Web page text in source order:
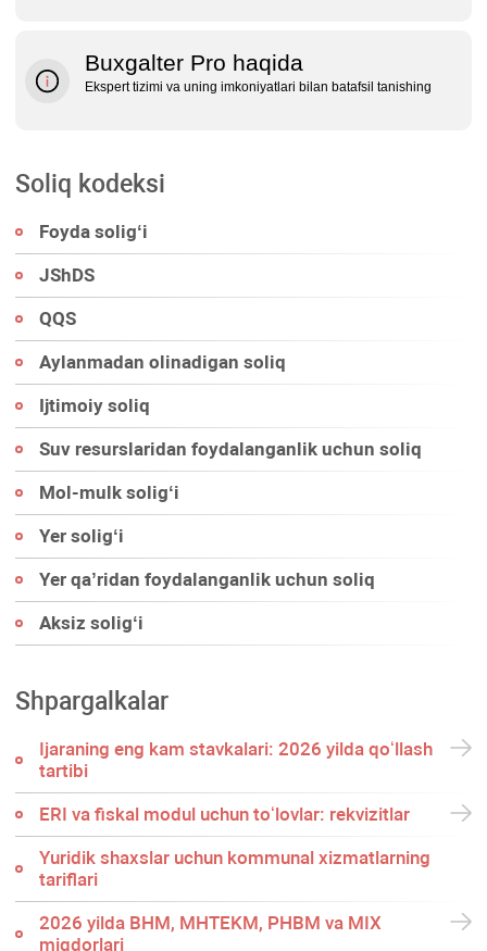
Buxgalter Pro haqida
Ekspert tizimi va uning imkoniyatlari bilan batafsil tanishing
Soliq kodeksi
Foyda soligʻi
JShDS
QQS
Aylanmadan olinadigan soliq
Ijtimoiy soliq
Suv resurslaridan foydalanganlik uchun soliq
Mol-mulk soligʻi
Yer soligʻi
Yer qa’ridan foydalanganlik uchun soliq
Aksiz soligʻi
Shpargalkalar
Ijaraning eng kam stavkalari: 2026 yilda qoʻllash
tartibi
ERI va fiskal modul uchun toʻlovlar: rekvizitlar
Yuridik shaхslar uchun kommunal хizmatlarning
tariflari
2026 yilda BHM, MHTEKM, PHBM va MIX
miqdorlari